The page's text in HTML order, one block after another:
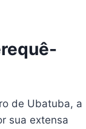
de Ubatuba, a
sua extensa